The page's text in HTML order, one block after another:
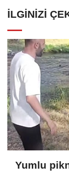
İLGINIZI
Yumlu